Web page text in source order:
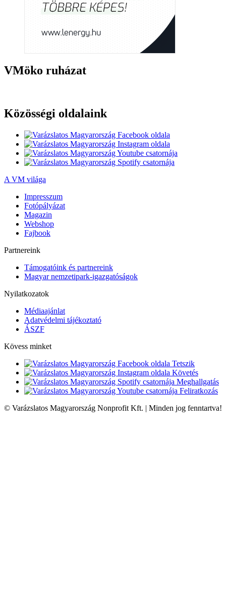
VMöko ruházat
Közösségi oldalaink
A VM világa
Impresszum
Fotópályázat
Magazin
Webshop
Fajbook
Partnereink
Támogatóink és partnereink
Magyar nemzetipark-igazgatóságok
Nyilatkozatok
Médiaajánlat
Adatvédelmi tájékoztató
ÁSZF
Kövess minket
Tetszik
Követés
Meghallgatás
Feliratkozás
© Varázslatos Magyarország Nonprofit Kft. | Minden jog fenntartva!